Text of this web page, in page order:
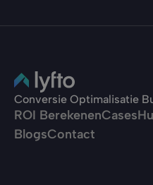
Conversie Optimalisatie
ROI BerekenenCases
BlogsContact